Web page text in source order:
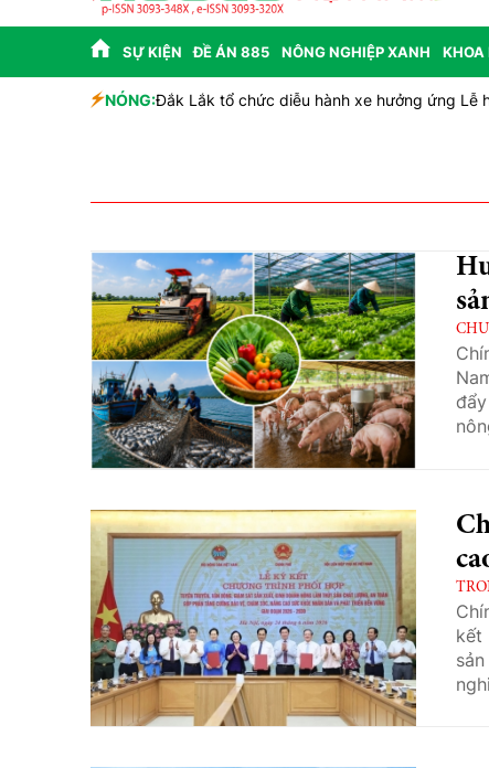
SỰ KIỆN ĐỀ ÁN 885 NÔNG NGHIỆP XANH KHOA
NÓNG:Đắk Lắk tổ chức diễu hành xe hưởng ứng Lễ
kết